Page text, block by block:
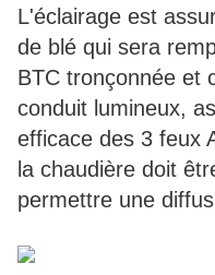
L'éclairage est
de blé qui sera
BTC tronçonnée et
conduit lumineux,
efficace des 3 feux
la chaudière doit
permettre une